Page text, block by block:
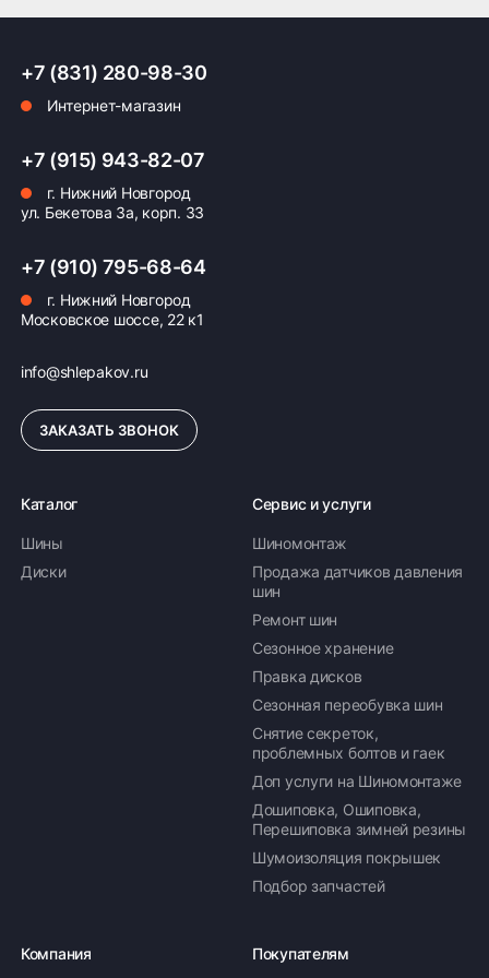
для использования зимой на городских улицах,
непредсказуемым покрытием.
Созданная в 2018 году, эта модель уже успела
обеспечивая комфорт и уверенность вождения в
экстремальных климатических условиях.
Страна производства: Россия.
Оплата заказа
Возможна картой, наличными при получении,
также доступно оформление кредита и
+7 (831) 280-98-30
Интернет-магазин
+7 (915) 943-82-07
г. Нижний Новгород
ул. Бекетова 3а, корп. 33
+7 (910) 795-68-64
г. Нижний Новгород
Московское шоссе, 22 к1
info@shlepakov.ru
ЗАКАЗАТЬ ЗВОНОК
Каталог
Шины
Диски
Сервис и услуги
Шиномонтаж
Продажа датчиков давления
шин
Ремонт шин
Сезонное хранение
Правка дисков
Сезонная переобувка шин
Снятие секреток,
проблемных болтов и гаек
Доп услуги на Шиномонтаже
Дошиповка, Ошиповка,
Перешиповка зимней резины
Шумоизоляция покрышек
Подбор запчастей
Компания Покупателям